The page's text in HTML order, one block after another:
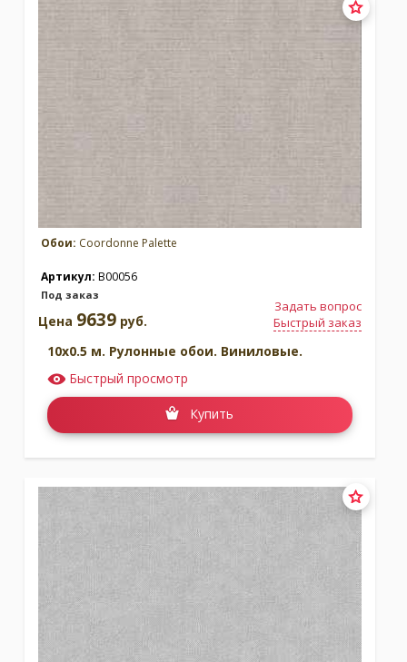
Коллекция:
Бренд: Coordonne
Коллекция:Maasai
Бренд:
Коллекция:Mallorca
Бренд:Coordonne
Под заказ
Коллекция:Maximalism
Бренд:Coordonne
Коллекция: Metamorphosis
Coordonne
Под заказ
Коллекция: Naturae
Под заказ
Обои: Coordonne Palette
Артикул: B00056
Под заказ
Задать вопрос
Быстрый заказ
Цена 9639 руб.
10x0.5 м. Рулонные обои. Виниловые.
Быстрый просмотр
Купить